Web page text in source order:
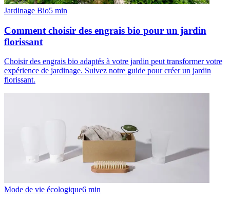
Jardinage Bio5 min
Comment choisir des engrais bio pour un jardin
florissant
Choisir des engrais bio adaptés à votre jardin peut transformer votre
expérience de jardinage. Suivez notre guide pour créer un jardin
florissant.
Mode de vie écologique6 min